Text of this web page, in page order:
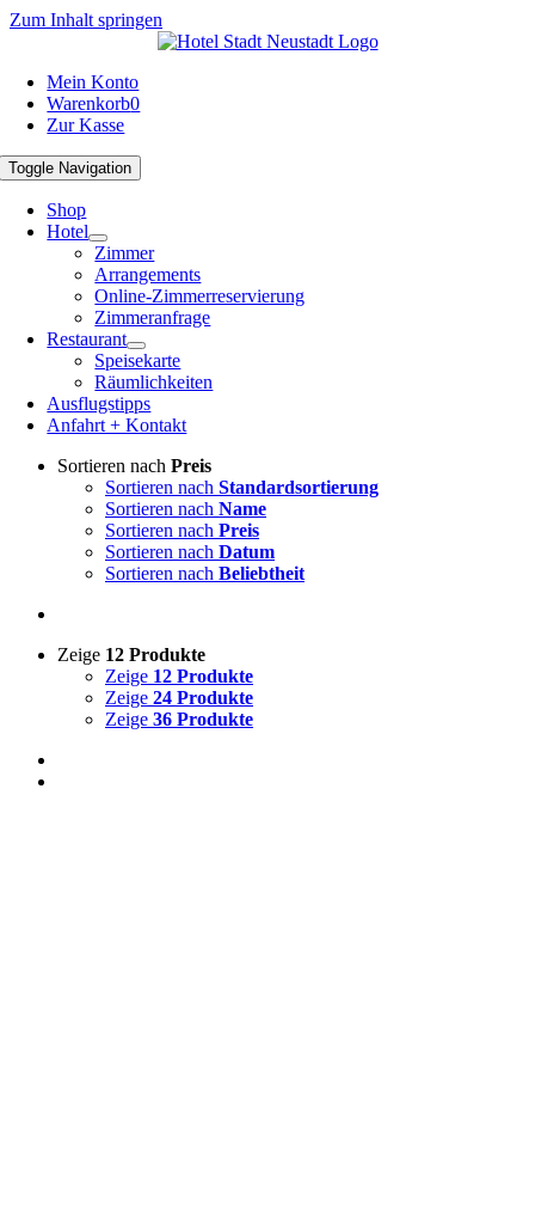
Zum Inhalt springen
Mein Konto
Warenkorb0
Zur Kasse
Toggle Navigation
Shop
Hotel
Zimmer
Arrangements
Online-Zimmerreservierung
Zimmeranfrage
Restaurant
Speisekarte
Räumlichkeiten
Ausflugstipps
Anfahrt + Kontakt
Sortieren nach Preis
Sortieren nach Standardsortierung
Sortieren nach Name
Sortieren nach Preis
Sortieren nach Datum
Sortieren nach Beliebtheit
Zeige 12 Produkte
Zeige 12 Produkte
Zeige 24 Produkte
Zeige 36 Produkte